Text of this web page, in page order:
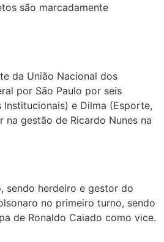
são marcadamente
da União Nacional dos
por São Paulo por seis
e Dilma (Esporte,
gestão de Ricardo Nunes na
sendo herdeiro e gestor do
no primeiro turno, sendo
de Ronaldo Caiado como vice.